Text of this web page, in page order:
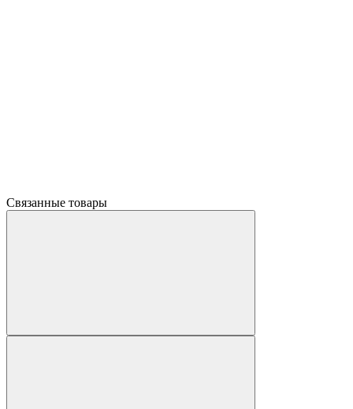
Связанные товары